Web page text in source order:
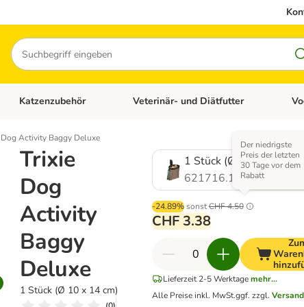
Suchen
Hundezubehör
Kategorie-Menü öffnen: Katzenfutter
Katzenzubehör Kategorie-Menü öffnen: Katzenzubehör
Veterinär- und Diätfutter
Dog Activity Baggy Deluxe
Trixie
Dog
Activity
Baggy
Deluxe
1 Stück (Ø 10 x 14 cm)
1 Stück (Ø 10 x 14 cm)
621716.1
-24.89% sonstCHF 4.50
Der niedrigste
Preis der letzten
30 Tage vor dem
Rabatt
CHF 3.38
Lieferzeit 2-5 Werktage mehr...
Alle Preise inkl. MwSt.ggf. zzgl.